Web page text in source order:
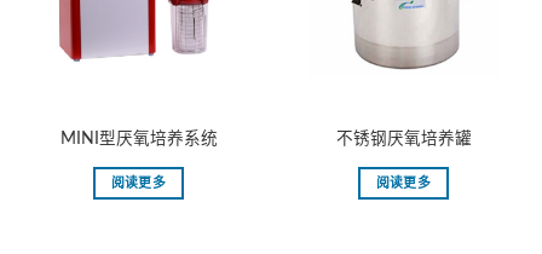
MINI型厌氧培养系统
阅读更多
不锈钢厌氧培养罐
阅读更多